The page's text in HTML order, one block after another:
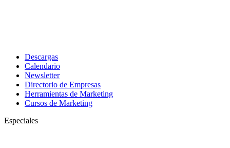
Descargas
Calendario
Newsletter
Directorio de Empresas
Herramientas de Marketing
Cursos de Marketing
Especiales